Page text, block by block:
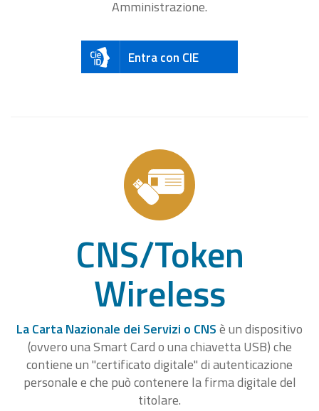
Amministrazione.
Entra con CIE
CNS/Token
Wireless
La Carta Nazionale dei Servizi o CNSè un dispositivo
(ovvero una Smart Card o una chiavetta USB) che
contiene un "certificato digitale" di autenticazione
personale e che può contenere la firma digitale del
titolare.